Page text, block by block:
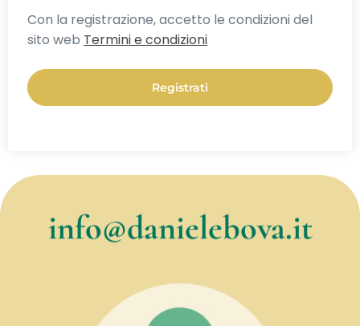
Alternative:
Con la registrazione, accetto le condizioni del
sito web Termini e condizioni
Registrati
info@danielebova.it